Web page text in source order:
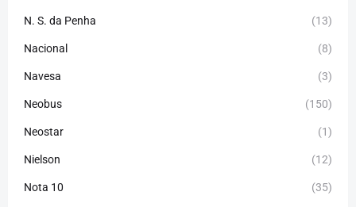
N. S. da Penha (13)
Nacional (8)
Navesa (3)
Neobus (150)
Neostar (1)
Nielson (12)
Nota 10 (35)